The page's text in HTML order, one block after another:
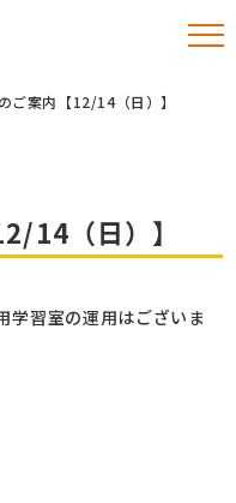
ご案内【12/14（日）】
14（日）】
学習室の運用はございま